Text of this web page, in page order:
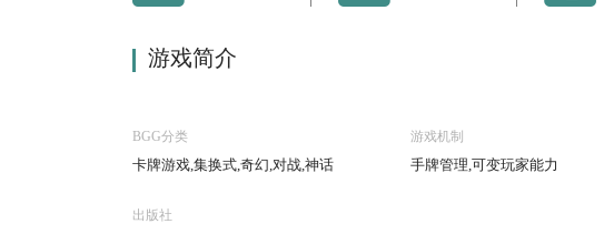
游戏简介
BGG分类
卡牌游戏,集换式,奇幻,对战,神话
游戏机制
手牌管理,可变玩家能力
出版社